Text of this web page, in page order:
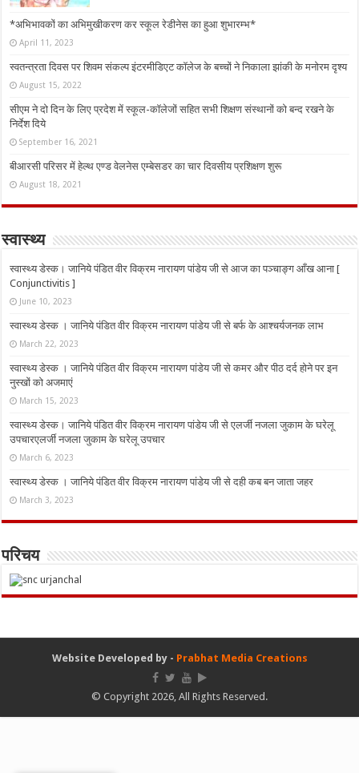
*अभिभावकों का अभिमुखीकरण कर स्कूल रेडीनेस का हुआ शुभारम्भ*
April 11, 2023
स्वतन्त्रता दिवस पर शिवम संकल्प इंटरमीडिएट कॉलेज के बच्चों ने निकाला झांकी के मनोरम दृश्य
August 15, 2022
सीएम ने दो दिन के लिए प्रदेश में स्कूल-कॉलेजों सहित सभी शिक्षण संस्थानों को बन्द रखने के
निर्देश दिये
September 16, 2021
बीआरसी परिसर में हेल्थ एण्ड वेलनेस एम्बेसडर का चार दिवसीय प्रशिक्षण शुरू
August 18, 2021
स्वास्थ्य
स्वास्थ्य डेस्क। जानिये पंडित वीर विक्रम नारायण पांडेय जी से आज का पञ्चाङ्ग आँख आना [
Conjunctivitis ]
June 10, 2023
स्वास्थ्य डेस्क । जानिये पंडित वीर विक्रम नारायण पांडेय जी से बर्फ के आश्चर्यजनक लाभ
March 22, 2023
स्वास्थ्य डेस्क । जानिये पंडित वीर विक्रम नारायण पांडेय जी से कमर और पीठ दर्द होने पर इन
नुस्‍खों को अजमाएं
March 15, 2023
स्वास्थ्य डेस्क। जानिये पंडित वीर विक्रम नारायण पांडेय जी से एलर्जी नजला जुकाम के घरेलू
उपचारएलर्जी नजला जुकाम के घरेलू उपचार
March 6, 2023
स्वास्थ्य डेस्क । जानिये पंडित वीर विक्रम नारायण पांडेय जी से दही कब बन जाता जहर
March 3, 2023
परिचय
Website Developed by - Prabhat Media Creations
© Copyright 2026, All Rights Reserved.